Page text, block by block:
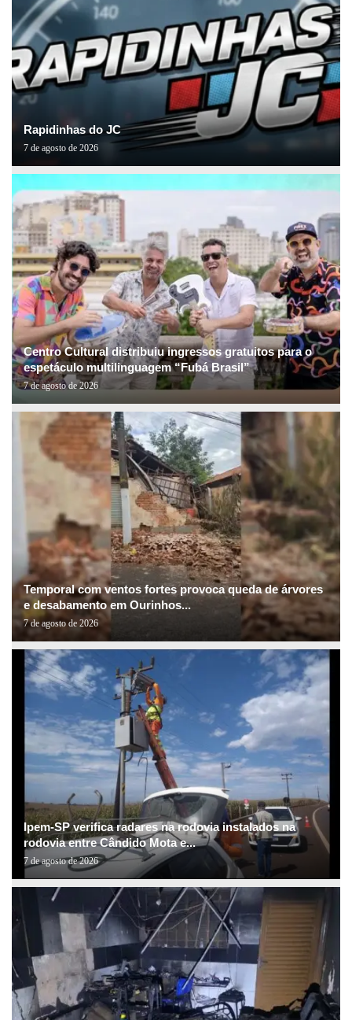
Rapidinhas do JC
7 de agosto de 2026
Centro Cultural distribuiu ingressos gratuitos para o
espetáculo multilinguagem “Fubá Brasil”
7 de agosto de 2026
Temporal com ventos fortes provoca queda de árvores
e desabamento em Ourinhos...
7 de agosto de 2026
Ipem-SP verifica radares na rodovia instalados na
rodovia entre Cândido Mota e...
7 de agosto de 2026